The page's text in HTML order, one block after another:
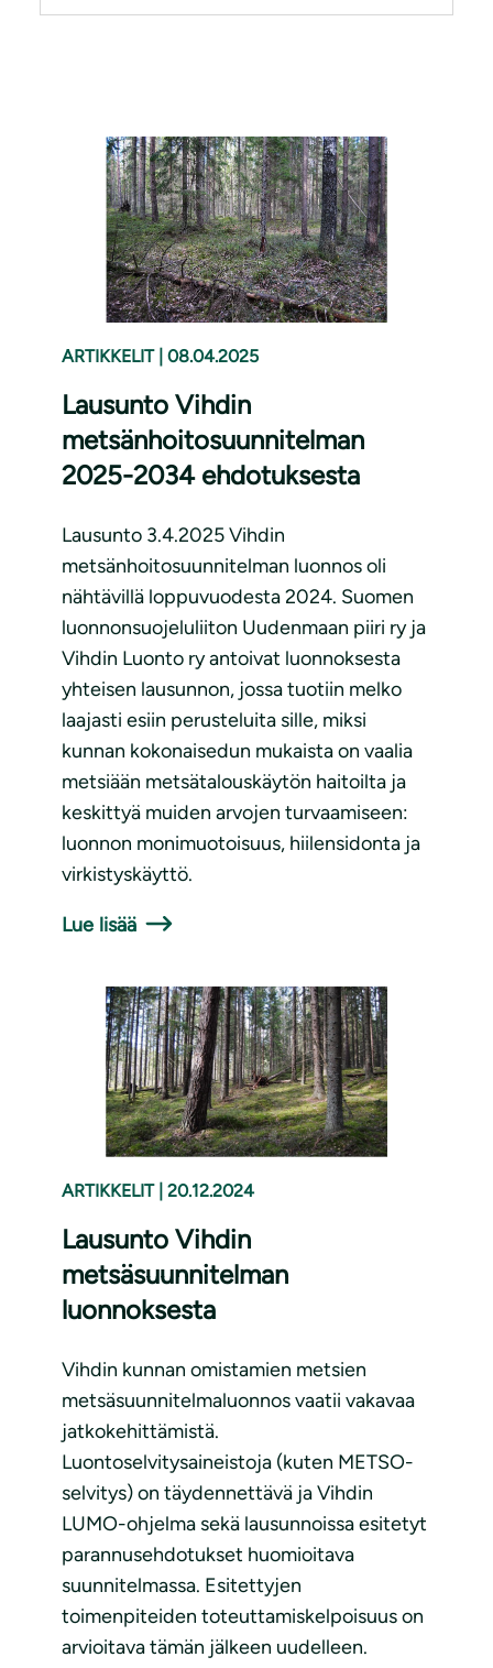
ARTIKKELIT 08.04.2025
Lausunto Vihdin
metsänhoitosuunnitelman
2025-2034 ehdotuksesta
Lausunto 3.4.2025 Vihdin
metsänhoitosuunnitelman luonnos oli
nähtävillä loppuvuodesta 2024. Suomen
luonnonsuojeluliiton Uudenmaan piiri ry ja
Vihdin Luonto ry antoivat luonnoksesta
yhteisen lausunnon, jossa tuotiin melko
laajasti esiin perusteluita sille, miksi
kunnan kokonaisedun mukaista on vaalia
metsiään metsätalouskäytön haitoilta ja
keskittyä muiden arvojen turvaamiseen:
luonnon monimuotoisuus, hiilensidonta ja
virkistyskäyttö.
Lue lisää
ARTIKKELIT 20.12.2024
Lausunto Vihdin
metsäsuunnitelman
luonnoksesta
Vihdin kunnan omistamien metsien
metsäsuunnitelmaluonnos vaatii vakavaa
jatkokehittämistä.
Luontoselvitysaineistoja (kuten METSO-
selvitys) on täydennettävä ja Vihdin
LUMO-ohjelma sekä lausunnoissa esitetyt
parannusehdotukset huomioitava
suunnitelmassa. Esitettyjen
toimenpiteiden toteuttamiskelpoisuus on
arvioitava tämän jälkeen uudelleen.